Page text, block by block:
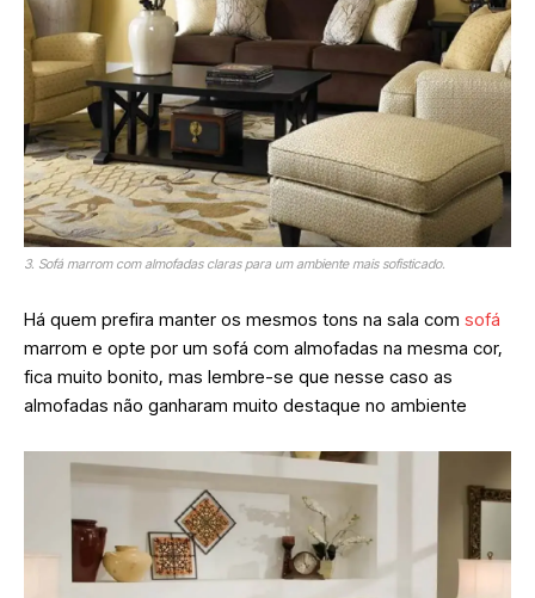
3. Sofá marrom com almofadas claras para um ambiente mais sofisticado.
Há quem prefira manter os mesmos tons na sala com sofá
marrom e opte por um sofá com almofadas na mesma cor,
fica muito bonito, mas lembre-se que nesse caso as
almofadas não ganharam muito destaque no ambiente